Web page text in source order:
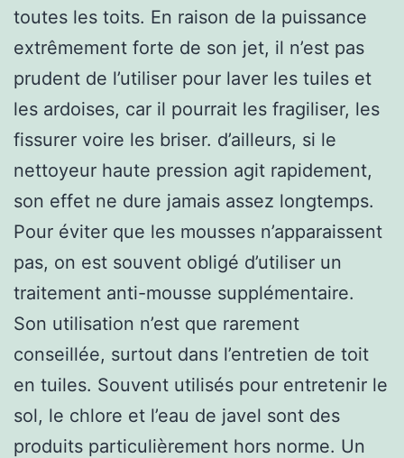
toutes les toits. En raison de la puissance
extrêmement forte de son jet, il n’est pas
prudent de l’utiliser pour laver les tuiles et
les ardoises, car il pourrait les fragiliser, les
fissurer voire les briser. d’ailleurs, si le
nettoyeur haute pression agit rapidement,
son effet ne dure jamais assez longtemps.
Pour éviter que les mousses n’apparaissent
pas, on est souvent obligé d’utiliser un
traitement anti-mousse supplémentaire.
Son utilisation n’est que rarement
conseillée, surtout dans l’entretien de toit
en tuiles. Souvent utilisés pour entretenir le
sol, le chlore et l’eau de javel sont des
produits particulièrement hors norme. Un